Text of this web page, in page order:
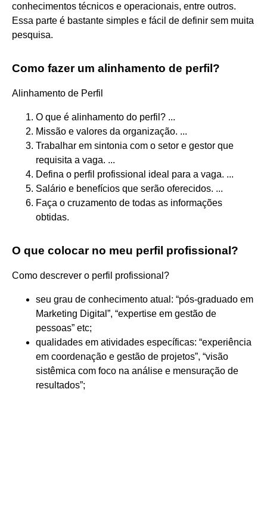
conhecimentos técnicos e operacionais, entre outros.
Essa parte é bastante simples e fácil de definir sem muita
pesquisa.
Como fazer um alinhamento de perfil?
Alinhamento de Perfil
O que é alinhamento do perfil? ...
Missão e valores da organização. ...
Trabalhar em sintonia com o setor e gestor que
requisita a vaga. ...
Defina o perfil profissional ideal para a vaga. ...
Salário e benefícios que serão oferecidos. ...
Faça o cruzamento de todas as informações
obtidas.
O que colocar no meu perfil profissional?
Como descrever o perfil profissional?
seu grau de conhecimento atual: “pós-graduado em
Marketing Digital”, “expertise em gestão de
pessoas” etc;
qualidades em atividades específicas: “experiência
em coordenação e gestão de projetos”, “visão
sistêmica com foco na análise e mensuração de
resultados”;